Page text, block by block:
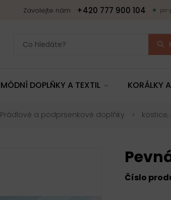
Zavolejte nám +420 777 900 104 po-
MÓDNÍ DOPLŇKY A TEXTIL KORÁLKY
Prádlové a podprsenkové doplňky
Číslo